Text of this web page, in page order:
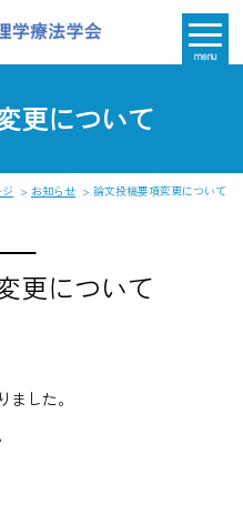
menu
更について
お知らせ 論文投稿要項変更について
更について
した。